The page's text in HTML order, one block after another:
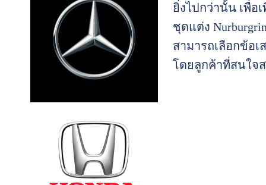
ยิ่งไปกว่านั้น เพื่อ
ชุดแต่ง
สามารถเลือกข้อเ
โดยลูกค้าที่สนใจ